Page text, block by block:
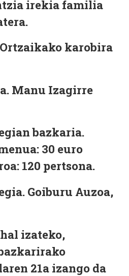
irekia familia
karobira
Manu Izagirre
bazkaria.
30 euro
120 pertsona.
Goiburu Auzoa,
izateko,
21a izango da